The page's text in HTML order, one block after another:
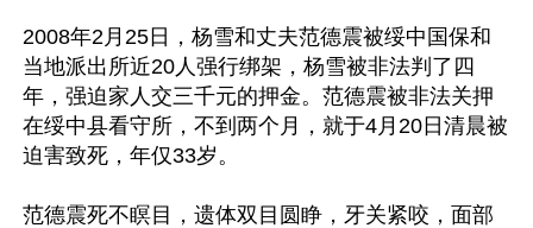
2008年2月25日，杨雪和丈夫范德震被绥中国保和
当地派出所近20人强行绑架，杨雪被非法判了四
年，强迫家人交三千元的押金。范德震被非法关押
在绥中县看守所，不到两个月，就于4月20日清晨被
迫害致死，年仅33岁。
范德震死不瞑目，遗体双目圆睁，牙关紧咬，面部